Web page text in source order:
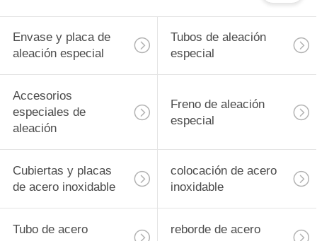
Envase y placa de
aleación especial
Tubos de aleación
especial
Accesorios
especiales de
aleación
Freno de aleación
especial
Cubiertas y placas
de acero inoxidable
colocación de acero
inoxidable
Tubo de acero
reborde de acero